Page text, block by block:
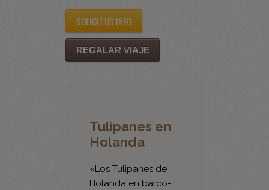
REGALAR VIAJE
«Los Tulipanes de
bici» te da la
oportunidad de